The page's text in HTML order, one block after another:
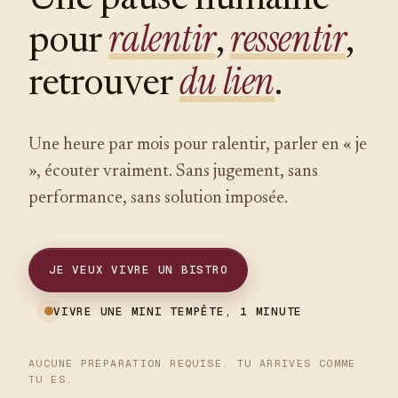
pourralentir, ressentir,
retrouverdu lien.
Une heure par mois pour ralentir, parler en « je
», écouter vraiment. Sans jugement, sans
performance, sans solution imposée.
JE VEUX VIVRE UN BISTRO
VIVRE UNE MINI TEMPÊTE, 1 MINUTE
AUCUNE PRÉPARATION REQUISE. TU ARRIVES COMME
TU ES.